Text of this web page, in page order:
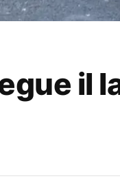
il